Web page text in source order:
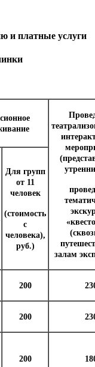
и платные услуги
залам
Для групп
от 11
человек
(стоимость
с
человека),
руб.)
200
200
200